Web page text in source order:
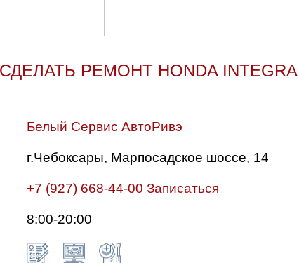
РЕМОНТ HONDA INTEGRA
Белый Сервис АвтоРивэ
г.Чебоксары, Марпосадское шоссе, 14
+7 (927) 668-44-00 Записаться
8:00-20:00